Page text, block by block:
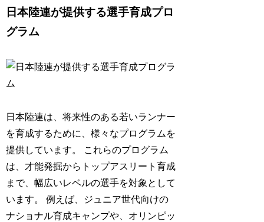
日本陸連が提供する選手育成プロ
グラム
日本陸連は、将来性のある若いランナー
を育成するために、様々なプログラムを
提供しています。
これらのプログラム
は、才能発掘からトップアスリート育成
まで、幅広いレベルの選手を対象として
います。
例えば、ジュニア世代向けの
ナショナル育成キャンプや、オリンピッ